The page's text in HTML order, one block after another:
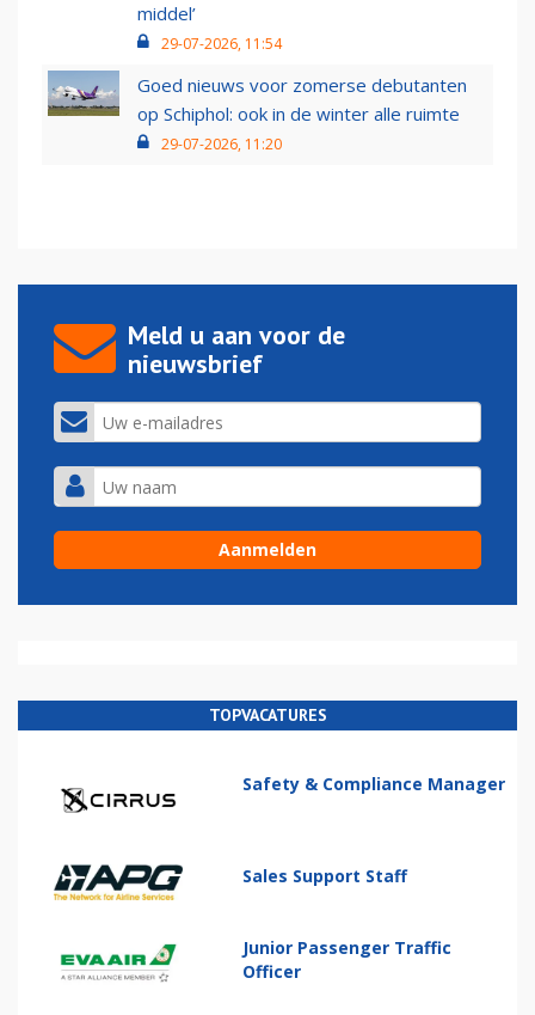
middel’
29-07-2026, 11:54
Goed nieuws voor zomerse debutanten
op Schiphol: ook in de winter alle ruimte
29-07-2026, 11:20
Meld u aan voor de
nieuwsbrief
TOPVACATURES
Safety & Compliance Manager
Sales Support Staff
Junior Passenger Traffic
Officer